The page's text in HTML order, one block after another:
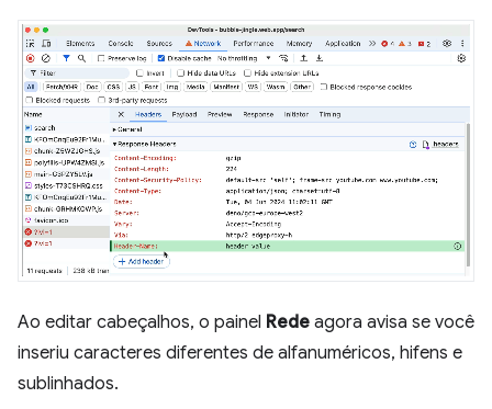
Ao editar cabeçalhos, o painel Rede agora avisa se você
inseriu caracteres diferentes de alfanuméricos, hifens e
sublinhados.